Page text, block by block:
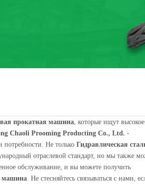
или лист v. В современном цехе
прокатная машина, которые ищут высокое
Chaoli Prooming Producting Co., Ltd. -
Не только Гидравлическая
отраслевой стандарт, но мы также
обслуживание, и вы можете получить
машина. Не стесняйтесь связываться с нами,